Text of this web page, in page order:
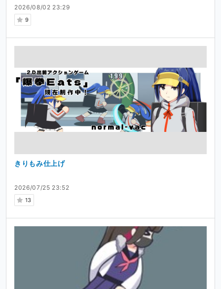
2026/08/02 23:29
9
2026/07/25 23:52
13
きりもみ仕上げ